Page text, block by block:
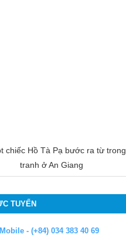
chiếc Hồ Tà Pạ bước ra từ trong
tranh ở An Giang
TUYẾN
Mobile - (+84) 034 383 40 69